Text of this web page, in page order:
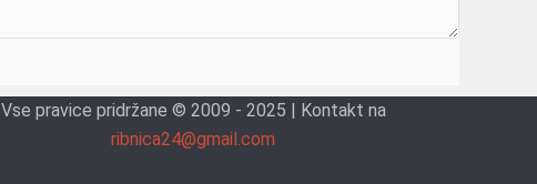
Vse pravice pridržane © 2009 - 2025 | Kontakt na
ribnica24@gmail.com